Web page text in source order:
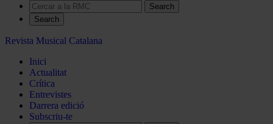
Search
Revista Musical Catalana
Inici
Actualitat
Crítica
Entrevistes
Darrera edició
Subscriu-te